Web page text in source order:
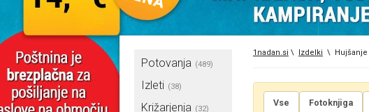
Potovanja (489)
Izleti (38)
Križarjenja (32)
1nadan.si \ Izdelki \ Hujšanje
Vse Fotoknjiga